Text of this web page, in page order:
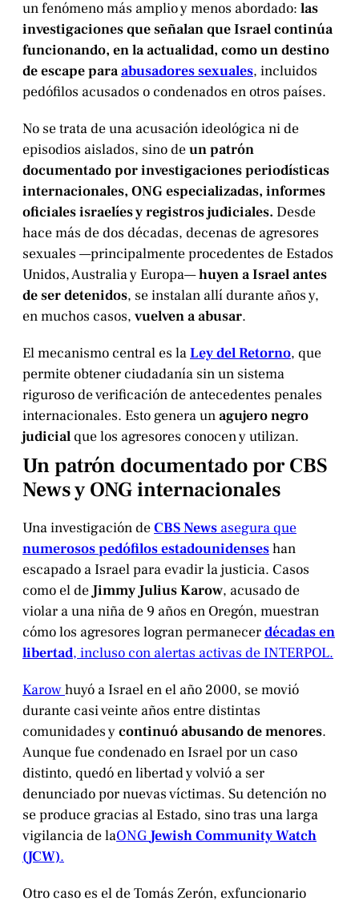
un fenómeno más amplio y menos abordado: las
investigaciones que señalan que Israel continúa
funcionando, en la actualidad, como un destino
de escape paraabusadores sexuales, incluidos
pedófilos acusados o condenados en otros países.
No se trata de una acusación ideológica ni de
episodios aislados, sino deun patrón
documentado por investigaciones periodísticas
internacionales, ONG especializadas, informes
oficiales israelíes y registros judiciales. Desde
hace más de dos décadas, decenas de agresores
sexuales —principalmente procedentes de Estados
Unidos, Australia y Europa—huyen a Israel antes
de ser detenidos, se instalan allí durante años y,
en muchos casos, vuelven a abusar.
El mecanismo central es laLey del Retorno, que
permite obtener ciudadanía sin un sistema
riguroso de verificación de antecedentes penales
internacionales. Esto genera unagujero negro
judicialque los agresores conocen y utilizan.
Un patrón documentado por CBS
News y ONG internacionales
Una investigación deCBS News asegura que
numerosos pedófilos estadounidenseshan
escapado a Israel para evadir la justicia. Casos
como el de Jimmy Julius Karow, acusado de
violar a una niña de 9 años en Oregón, muestran
cómo los agresores logran permanecerdécadas en
libertad, incluso con alertas activas de INTERPOL.
Karowhuyó a Israel en el año 2000, se movió
durante casi veinte años entre distintas
comunidades ycontinuó abusando de menores.
Aunque fue condenado en Israel por un caso
distinto, quedó en libertad y volvió a ser
denunciado por nuevas víctimas. Su detención no
se produce gracias al Estado, sino tras una larga
vigilancia de laONG Jewish Community Watch
(JCW).
Otro caso es el de Tomás Zerón, exfuncionario